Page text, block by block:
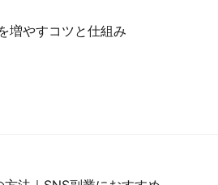
増やすコツと仕組み